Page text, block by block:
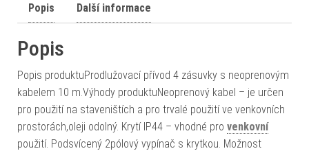
Popis Další informace
Popis
Popis produktuProdlužovací přívod 4 zásuvky s neoprenovým
kabelem 10 m.Výhody produktuNeoprenový kabel – je určen
pro použití na staveništích a pro trvalé použití ve venkovních
prostorách,oleji odolný. Krytí IP44 – vhodné pro venkovní
použití. Podsvícený 2pólový vypínač s krytkou. Možnost